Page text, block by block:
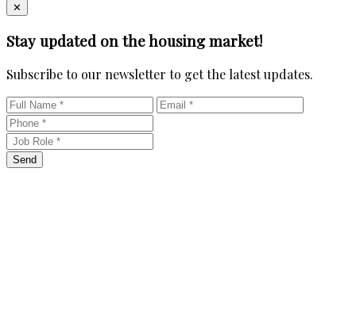
Close
✕
Stay updated on the housing market!
Subscribe to our newsletter to get the latest updates.
Send